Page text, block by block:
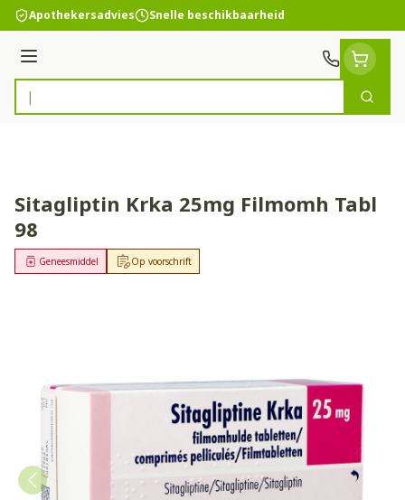
Ga naar de inhoud
Apothekersadvies Snelle beschikbaarheid
Menu
Product, merk, categorie...
Zoek
Sitagliptin Krka 25mg Filmomh Tabl
98
Op voorschrift
Geneesmiddel